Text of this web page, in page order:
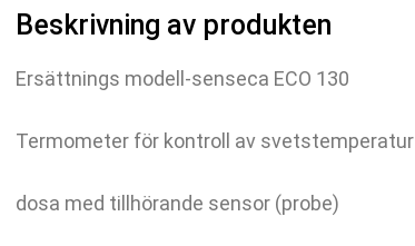
Beskrivning av produkten
Ersättnings modell-senseca ECO 130
Termometer för kontroll av svetstemperatur
dosa med tillhörande sensor (probe)